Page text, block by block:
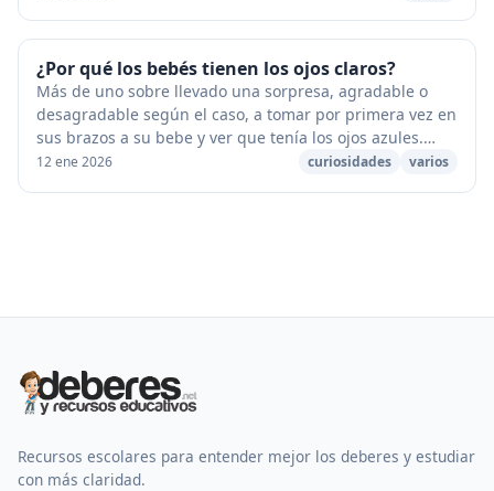
¿Por qué los bebés tienen los ojos claros?
Más de uno sobre llevado una sorpresa, agradable o
desagradable según el caso, a tomar por primera vez en
sus brazos a su bebe y ver que tenía los ojos azules.
[caption id="attachment_712" align="alig...
12 ene 2026 curiosidades varios
Recursos escolares para entender mejor los deberes y estudiar
con más claridad.